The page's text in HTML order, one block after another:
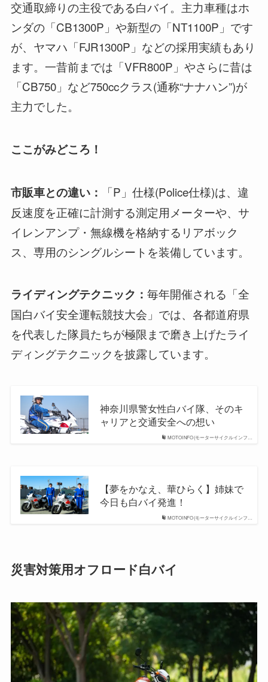
交通取締りの主役である白バイ。主力車種はホ
ンダの「CB1300P」や新型の「NT1100P」です
が、ヤマハ「FJR1300P」などの採用実績もあり
ます。一昔前までは「VFR800P」やさらに昔は
「CB750」など750ccクラス(通称“ナナハン”)が
主力でした。
ここがみどころ！
市販車との違い：
「P」仕様(Police仕様)は、違
反速度を正確に計測する測定用メーターや、サ
イレンアンプ・無線機を格納するリアボック
ス、専用のシングルシートを装備しています。
ライディングテクニック： 毎年開催される「全
国白バイ安全運転競技大会」では、各都道府県
を代表した隊員たちが極限まで磨き上げたライ
ディングテクニックを披露しています。
MOTOINFO(モーターサイクルインフ…
神奈川県警女性白バイ隊、そのキ
ャリアと交通安全への想い
MOTOINFO(モーターサイクルインフ…
【夢をかなえ、華ひらく】姉妹で
今日も白バイ発進！
災害対策用オフロード白バイ